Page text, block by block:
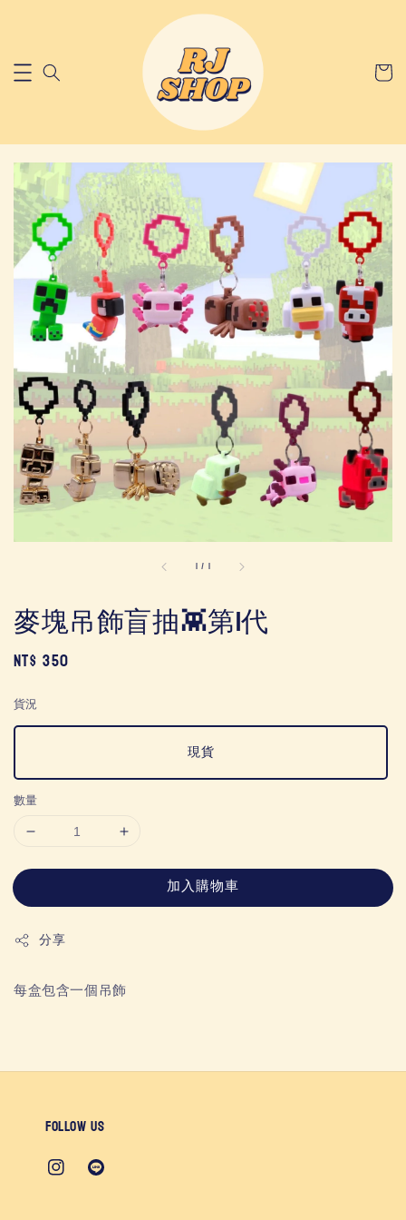
1 / 1
麥塊吊飾盲抽👾第1代
Regular
NT$ 350
貨況
現貨
數量
加入購物車
分享
每盒包含一個吊飾
Follow us